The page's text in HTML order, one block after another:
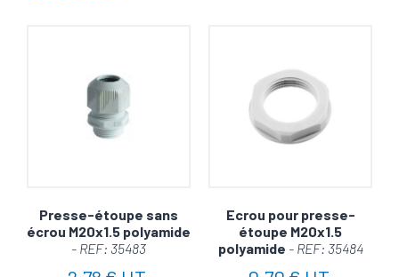
Presse-étoupe sans
écrou M20x1.5 polyamide
- REF: 35483
Ecrou pour presse-
étoupe M20x1.5
polyamide - REF: 35484